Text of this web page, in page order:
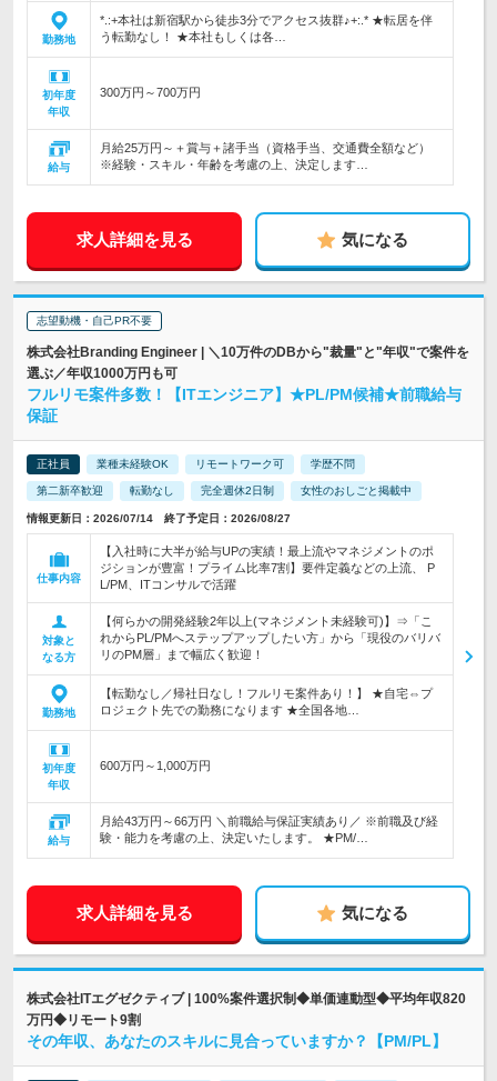
勤務地
*.:+本社は新宿駅から徒歩3分でアクセス抜群♪+:.* ★転居を伴
う転勤なし！ ★本社もしくは各…
初年度
年収
300万円～700万円
給与
月給25万円～＋賞与＋諸手当（資格手当、交通費全額など）
※経験・スキル・年齢を考慮の上、決定します…
求人詳細を見る 気になる
志望動機・自己PR不要
株式会社Branding Engineer | ＼10万件のDBから"裁量"と"年収"で案件を
選ぶ／年収1000万円も可
フルリモ案件多数！【ITエンジニア】★PL/PM候補★前職給与
保証
正社員 業種未経験OK リモートワーク可 学歴不問
第二新卒歓迎 転勤なし 完全週休2日制 女性のおしごと掲載中
情報更新日：2026/07/14 終了予定日：2026/08/27
仕事内容
【入社時に大半が給与UPの実績！最上流やマネジメントのポ
ジションが豊富！プライム比率7割】要件定義などの上流、 P
L/PM、ITコンサルで活躍
対象と
なる方
【何らかの開発経験2年以上(マネジメント未経験可)】⇒「こ
れからPL/PMへステップアップしたい方」から「現役のバリバ
リのPM層」まで幅広く歓迎！
勤務地
【転勤なし／帰社日なし！フルリモ案件あり！】 ★自宅⇔プ
ロジェクト先での勤務になります ★全国各地…
初年度
年収
600万円～1,000万円
給与
月給43万円～66万円 ＼前職給与保証実績あり／ ※前職及び経
験・能力を考慮の上、決定いたします。 ★PM/…
求人詳細を見る 気になる
株式会社ITエグゼクティブ | 100%案件選択制◆単価連動型◆平均年収820
万円◆リモート9割
その年収、あなたのスキルに見合っていますか？【PM/PL】